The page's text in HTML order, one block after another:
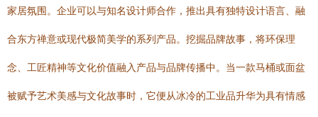
家居氛围。企业可以与知名设计师合作，推出具有独特设计语言、融
合东方禅意或现代极简美学的系列产品。挖掘品牌故事，将环保理
念、工匠精神等文化价值融入产品与品牌传播中。当一款马桶或面盆
被赋予艺术美感与文化故事时，它便从冰冷的工业品升华为具有情感